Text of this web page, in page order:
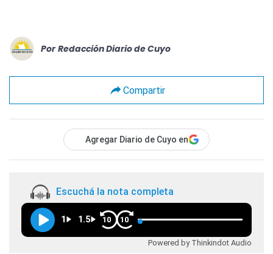
Por Redacción Diario de Cuyo
Compartir
Agregar Diario de Cuyo en
Escuchá la nota completa
1 1.5 10 10
Powered by Thinkindot Audio